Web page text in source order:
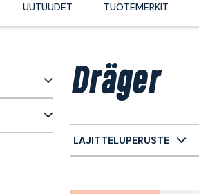
UUTUUDET TUOTEMERKIT
Dräger
LAJITTELUPERUSTE